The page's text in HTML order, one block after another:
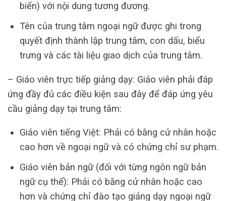
biến) với nội dung tương đương.
Tên của trung tâm ngoại ngữ được ghi trong
quyết định thành lập trung tâm, con dấu, biểu
trưng và các tài liệu giao dịch của trung tâm.
– Giáo viên trực tiếp giảng dạy: Giáo viên phải đáp
ứng đầy đủ các điều kiện sau đây để đáp ứng yêu
cầu giảng dạy tại trung tâm:
Giáo viên tiếng Việt: Phải có bằng cử nhân hoặc
cao hơn về ngoại ngữ và có chứng chỉ sư phạm.
Giáo viên bản ngữ (đối với từng ngôn ngữ bản
ngữ cụ thể): Phải có bằng cử nhân hoặc cao
hơn và chứng chỉ đào tạo giảng dạy ngoại ngữ